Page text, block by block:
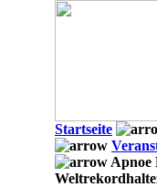
Startseite
Apnoe